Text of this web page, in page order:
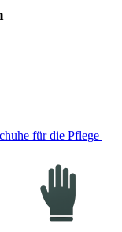
für die Pflege